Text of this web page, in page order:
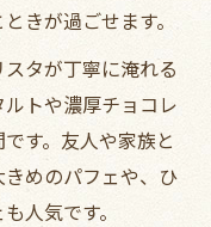
エリアガイド
町線沿い入門ス
きが過ごせます。
タが丁寧に淹れる
トや濃厚チョコレ
す。友人や家族と
めのパフェや、ひ
人気です。